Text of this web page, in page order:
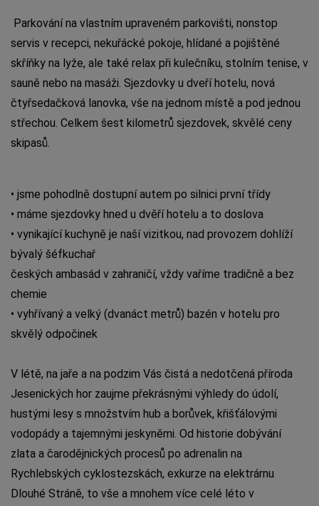
Parkování na vlastním upraveném parkovišti, nonstop
servis v recepci, nekuřácké pokoje, hlídané a pojištěné
skříňky na lyže, ale také relax při kulečníku, stolním tenise, v
sauně nebo na masáži. Sjezdovky u dveří hotelu, nová
čtyřsedačková lanovka, vše na jednom místě a pod jednou
střechou. Celkem šest kilometrů sjezdovek, skvělé ceny
skipasů.
• jsme pohodlně dostupní autem po silnici první třídy
• máme sjezdovky hned u dvěří hotelu a to doslova
• vynikající kuchyně je naší vizitkou, nad provozem dohlíží
bývalý šéfkuchař
českých ambasád v zahraničí, vždy vaříme tradičně a bez
chemie
• vyhřívaný a velký (dvanáct metrů) bazén v hotelu pro
skvělý odpočinek
V létě, na jaře a na podzim Vás čistá a nedotčená příroda
Jesenických hor zaujme překrásnými výhledy do údolí,
hustými lesy s množstvím hub a borůvek, křišťálovými
vodopády a tajemnými jeskyněmi. Od historie dobývání
zlata a čarodějnických procesů po adrenalin na
Rychlebských cyklostezskách, exkurze na elektrárnu
Dlouhé Stráně, to vše a mnohem více celé léto v